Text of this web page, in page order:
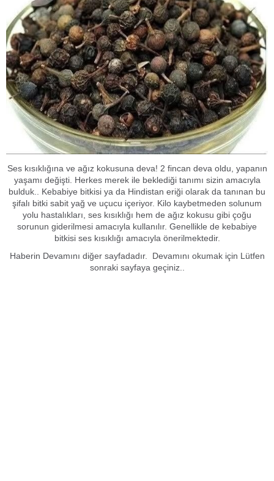
Ses kısıklığına ve ağız kokusuna deva! 2 fincan deva oldu, yapanın
yaşamı değişti. Herkes merek ile beklediği tanımı sizin amacıyla
bulduk.. Kebabiye bitkisi ya da Hindistan eriği olarak da tanınan bu
şifalı bitki sabit yağ ve uçucu içeriyor. Kilo kaybetmeden solunum
yolu hastalıkları, ses kısıklığı hem de ağız kokusu gibi çoğu
sorunun giderilmesi amacıyla kullanılır. Genellikle de kebabiye
bitkisi ses kısıklığı amacıyla önerilmektedir.
Haberin Devamını diğer sayfadadır. Devamını okumak için Lütfen
sonraki sayfaya geçiniz..